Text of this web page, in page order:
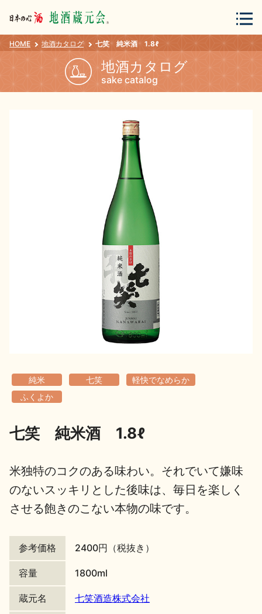
会員登録 ログイン
地酒カタログ
地酒解体新書
地酒川柳 地酒小説
HOME 地酒カタログ 七笑 純米酒 1.8ℓ
地酒カタログ
sake catalog
純米 七笑
軽快でなめらか
ふくよか
七笑 純米酒 1.8ℓ
米独特のコクのある味わい。それでいて嫌味
のないスッキリとした後味は、毎日を楽しく
させる飽きのこない本物の味です。
参考価格 2400円（税抜き）
容量 1800ml
蔵元名 七笑酒造株式会社